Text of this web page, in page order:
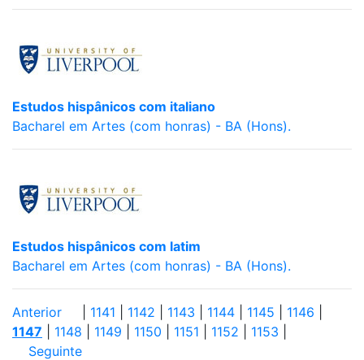
Estudos hispânicos com italiano
Bacharel em Artes (com honras) - BA (Hons).
Estudos hispânicos com latim
Bacharel em Artes (com honras) - BA (Hons).
Anterior 1141 1142 1143 1144 1145 1146
1147
1148 1149 1150 1151 1152 1153
Seguinte